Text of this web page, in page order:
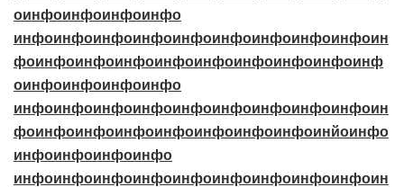
оинфоинфоинфоинфо
инфоинфоинфоинфоинфоинфоинфоинфоинфоин
фоинфоинфоинфоинфоинфоинфоинфоинфоинф
оинфоинфоинфоинфо
инфоинфоинфоинфоинфоинфоинфоинфоинфоин
фоинфоинфоинфоинфоинфоинфоинфоинйоинфо
инфоинфоинфоинфо
инфоинфоинфоинфоинфоинфоинфоинфоинфоин